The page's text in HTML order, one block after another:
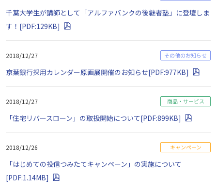
千葉大学生が講師として「アルファバンクの後継者塾」に登壇しま
す！[PDF:129KB]
2018/12/27 その他のお知らせ
京葉銀行採用カレンダー原画展開催のお知らせ[PDF:977KB]
2018/12/27 商品・サービス
「住宅リバースローン」の取扱開始について[PDF:899KB]
2018/12/26 キャンペーン
「はじめての投信つみたてキャンペーン」の実施について
[PDF:1.14MB]